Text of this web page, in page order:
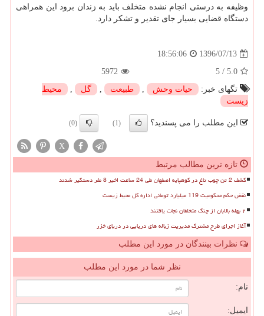
وظیفه به درستی انجام نشده متخلف باید به زندان برود این همراهی
دستگاه قضایی بسیار جای تقدیر و تشكر دارد.
1396/07/13
18:56:06
5.0
/
5
5972
تگهای خبر:
حیات وحش , طبیعت , گل ,
محیط
زیست
این مطلب را می پسندید؟ (1)
(0)
X
تازه ترین مطالب مرتبط
کشف 2 تن چوب تاغ در کوهپایه اصفهان طی 24 ساعت اخیر 8 نفر دستگیر شدند
نقض حکم محکومیت 119 میلیارد تومانی اداره کل محیط زیست
۲ بهله بالابان از چنگ متخلفان نجات یافتند
آغاز اجرای طرح مشترک مدیریت زباله های دریایی در دریای خزر
نظرات بینندگان در مورد این مطلب
نظر شما در مورد این مطلب
نام:
ایمیل: